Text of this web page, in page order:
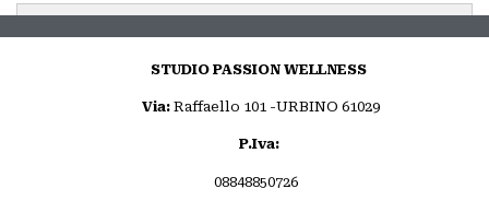
STUDIO PASSION WELLNESS
Via: Raffaello 101 -URBINO 61029
P.Iva:
08848850726